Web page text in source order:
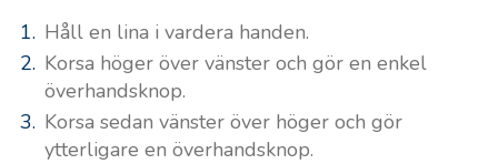
Håll en lina i vardera handen.
Korsa höger över vänster och gör en enkel
överhandsknop.
Korsa sedan vänster över höger och gör
ytterligare en överhandsknop.